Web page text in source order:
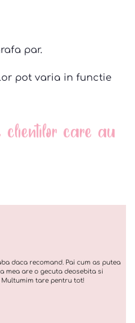
par.
pot varia in functie
clientilor care au
daca recomand. Pai cum as putea
mea are o gecuta deosebita si
Multumim tare pentru tot!